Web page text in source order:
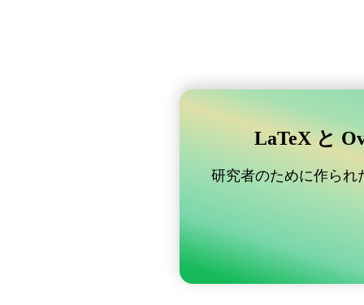
LaTeX と
研究者のために作られ